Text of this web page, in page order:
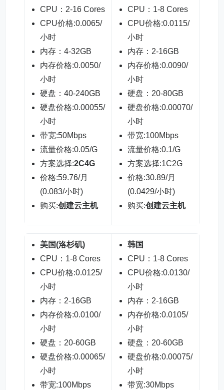
CPU：2-16 Cores
CPU价格:0.0065/
小时
内存：4-32GB
内存价格:0.0050/
小时
硬盘：40-240GB
硬盘价格:0.00055/
小时
带宽:50Mbps
流量价格:0.05/G
方案选择:2C4G
价格:59.76/月
(0.083/小时)
购买:创建云主机
CPU：1-8 Cores
CPU价格:0.0115/
小时
内存：2-16GB
内存价格:0.0090/
小时
硬盘：20-80GB
硬盘价格:0.00070/
小时
带宽:100Mbps
流量价格:0.1/G
方案选择:1C2G
价格:30.89/月
(0.0429/小时)
购买:创建云主机
美国(洛杉矶)
CPU：1-8 Cores
CPU价格:0.0125/
小时
内存：2-16GB
内存价格:0.0100/
小时
硬盘：20-60GB
硬盘价格:0.00065/
小时
带宽:100Mbps
韩国
CPU：1-8 Cores
CPU价格:0.0130/
小时
内存：2-16GB
内存价格:0.0105/
小时
硬盘：20-60GB
硬盘价格:0.00075/
小时
带宽:30Mbps